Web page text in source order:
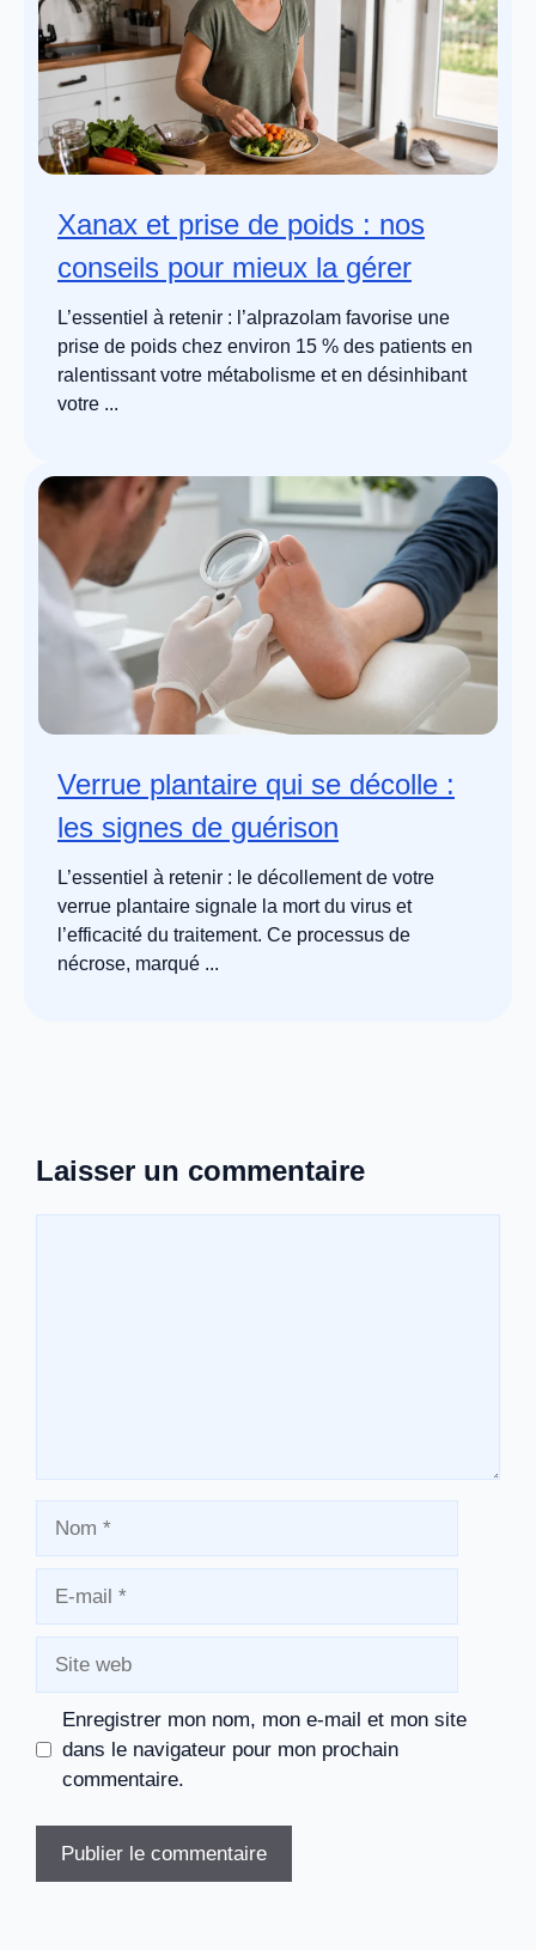
Xanax et prise de poids : nos
conseils pour mieux la gérer
L’essentiel à retenir : l’alprazolam favorise une
prise de poids chez environ 15 % des patients en
ralentissant votre métabolisme et en désinhibant
votre ...
Verrue plantaire qui se décolle :
les signes de guérison
L’essentiel à retenir : le décollement de votre
verrue plantaire signale la mort du virus et
l’efficacité du traitement. Ce processus de
nécrose, marqué ...
Laisser un commentaire
Enregistrer mon nom, mon e-mail et mon site
dans le navigateur pour mon prochain
commentaire.